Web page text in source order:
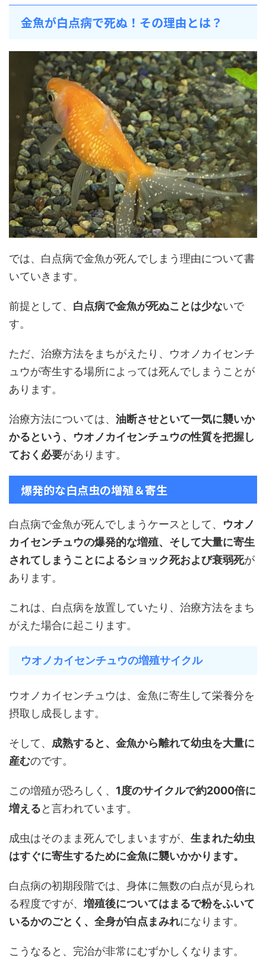
金魚が白点病で死ぬ！その理由とは？
では、白点病で金魚が死んでしまう理由について書
いていきます。
前提として、 白点病で金魚が死ぬことは少ないで
す。
ただ、治療方法をまちがえたり、ウオノカイセンチ
ュウが寄生する場所によっては死んでしまうことが
あります。
治療方法については、 油断させといて一気に襲いか
かるという、ウオノカイセンチュウの性質を把握し
ておく必要があります。
爆発的な白点虫の増殖＆寄生
白点病で金魚が死んでしまうケースとして、 ウオノ
カイセンチュウの爆発的な増殖、そして大量に寄生
されてしまうことによるショック死および衰弱死が
あります。
これは、白点病を放置していたり、治療方法をまち
がえた場合に起こります。
ウオノカイセンチュウの増殖サイクル
ウオノカイセンチュウは、金魚に寄生して栄養分を
摂取し成長します。
そして、 成熟すると、金魚から離れて幼虫を大量に
産むのです。
この増殖が恐ろしく、 1度のサイクルで約2000倍に
増えると言われています。
成虫はそのまま死んでしまいますが、 生まれた幼虫
はすぐに寄生するために金魚に襲いかかります。
白点病の初期段階では、身体に無数の白点が見られ
る程度ですが、 増殖後についてはまるで粉をふいて
いるかのごとく、全身が白点まみれになります。
こうなると、完治が非常にむずかしくなります。